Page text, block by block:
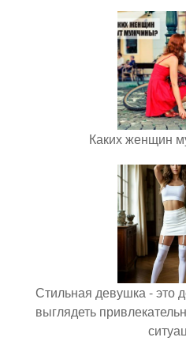
Каких женщин
Стильная девушка - это
выглядеть